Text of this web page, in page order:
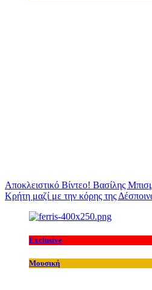
Αποκλειστικό Βίντεο! Βασίλης
Κρήτη μαζί με την κόρης της
Exclusive
Μουσική